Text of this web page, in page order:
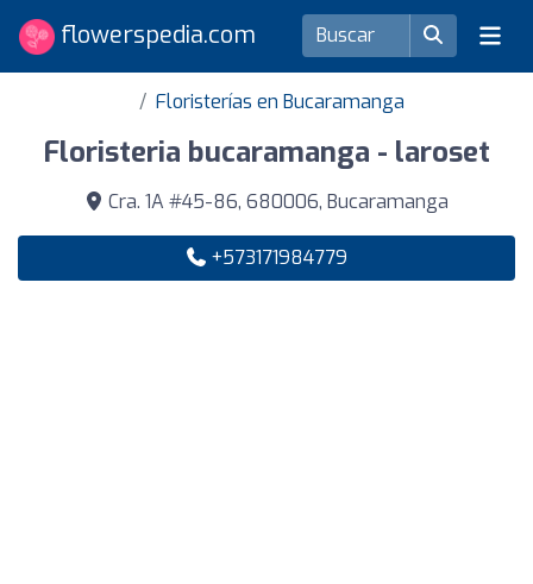
flowerspedia.com
Floristerías en Bucaramanga
Floristeria bucaramanga - laroset
Cra. 1A #45-86, 680006, Bucaramanga
+573171984779